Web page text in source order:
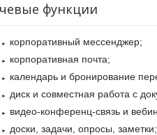
функции
корпоративный мессенджер;
корпоративная почта;
календарь и бронирование
диск и совместная работа с
видео-конференц-связь и
доски, задачи, опросы, заметки;